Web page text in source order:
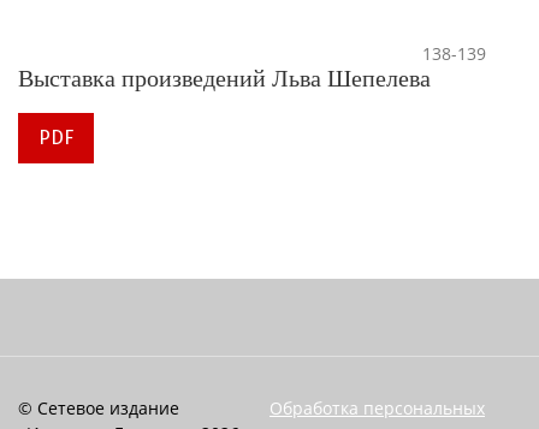
138-139
Выставка произведений Льва Шепелева
PDF
© Сетевое издание
Обработка персональных